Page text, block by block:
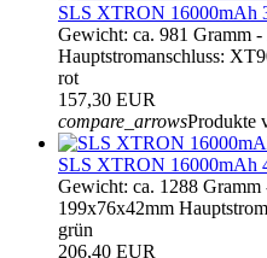
SLS XTRON 16000mAh
Gewicht: ca. 981 Gramm
Hauptstromanschluss:
rot
157,30 EUR
compare_arrowsProdukte
SLS XTRON 16000mAh
Gewicht: ca. 1288
199x76x42mm
grün
206,40 EUR